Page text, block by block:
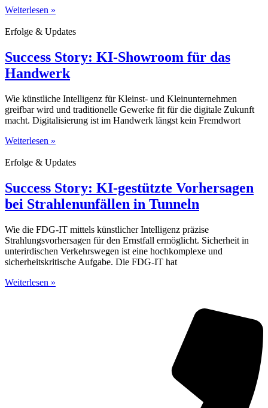
Weiterlesen »
Erfolge & Updates
Success Story: KI-Showroom für das
Handwerk
Wie künstliche Intelligenz für Kleinst- und Kleinunternehmen
greifbar wird und traditionelle Gewerke fit für die digitale Zukunft
macht. Digitalisierung ist im Handwerk längst kein Fremdwort
Weiterlesen »
Erfolge & Updates
Success Story: KI-gestützte Vorhersagen
bei Strahlenunfällen in Tunneln
Wie die FDG-IT mittels künstlicher Intelligenz präzise
Strahlungsvorhersagen für den Ernstfall ermöglicht. Sicherheit in
unterirdischen Verkehrswegen ist eine hochkomplexe und
sicherheitskritische Aufgabe. Die FDG-IT hat
Weiterlesen »